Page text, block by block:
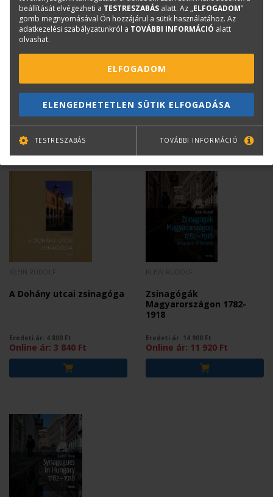
Kérdése van?
konyvrendeles@terc.hu
Mások ezt is megvásárolták...
A Dohány utcai zsinagóga
Eredeti ár: 4 800 Ft
Online ár: 3 840 Ft
Zsinagógák
Magyarországon 1782-
1918
Eredeti ár: 14 900 Ft
Online ár: 11 920 Ft
beállítását elvégezheti a TESTRESZABÁS alatt. Az „ELFOGADOM”
gomb megnyomásával Ön hozzájárul a sütik használatához. Az
adatkezelési szabályzatunkról a TOVÁBBI INFORMÁCIÓ alatt
olvashat.
ELFOGADOM
ELENGEDHETETLEN SÜTIK ELFOGADÁSA
TESTRESZABÁS TOVÁBBI INFORMÁCIÓ